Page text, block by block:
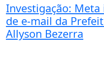
Investigação: Meta
de e-mail da
Allyson Bezerra